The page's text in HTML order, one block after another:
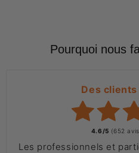
Pourquoi nous
Des
4.6/5 (652
Les professionnels et